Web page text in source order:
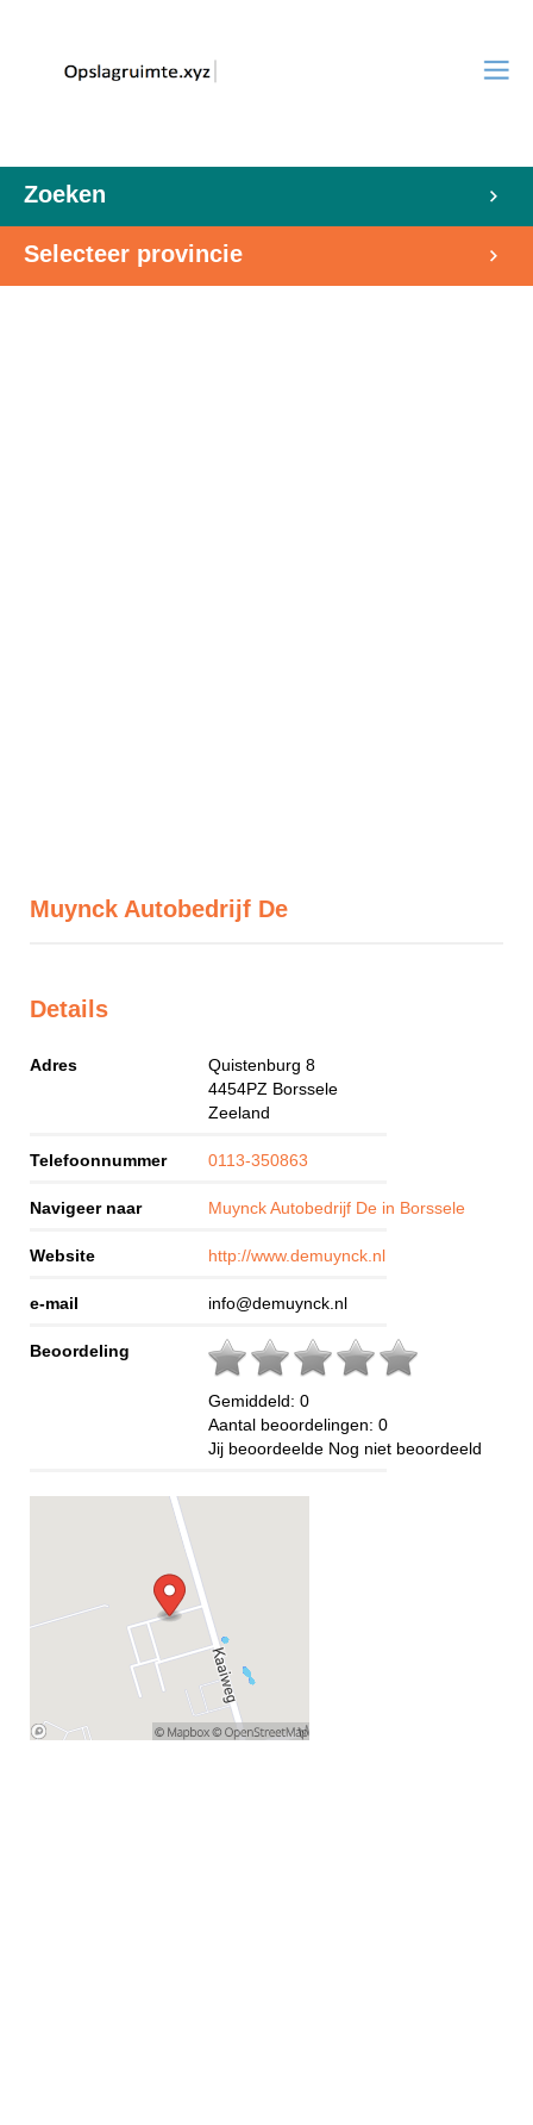
Zoeken
Selecteer provincie
Muynck Autobedrijf De
Details
Adres
Quistenburg 8
4454PZ Borssele
Zeeland
Telefoonnummer 0113-350863
Navigeer naar Muynck Autobedrijf De in Borssele
Website http://www.demuynck.nl
e-mail info@demuynck.nl
Beoordeling
Gemiddeld: 0
Aantal beoordelingen: 0
Jij beoordeelde Nog niet beoordeeld